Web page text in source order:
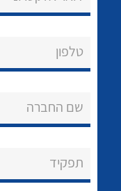
לכל מוצרי היצרן
טלפון
שם החברה
תפקיד